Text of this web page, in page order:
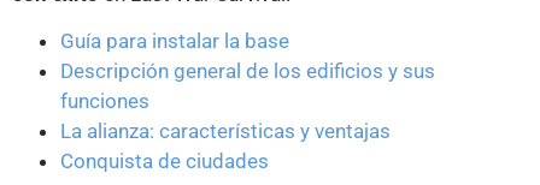
Guía para instalar la base
Descripción general de los edificios y sus
funciones
La alianza: características y ventajas
Conquista de ciudades